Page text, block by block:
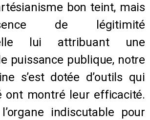
bon teint, mais
de légitimité
lui attribuant une
puissance publique, notre
s’est dotée d’outils qui
ont montré leur efficacité.
l’organe indiscutable pour